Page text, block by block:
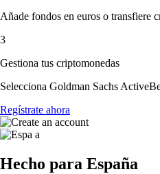
Añade fondos en euros o transfiere
3
Gestiona tus criptomonedas
Selecciona Goldman Sachs
Regístrate ahora
Hecho para España